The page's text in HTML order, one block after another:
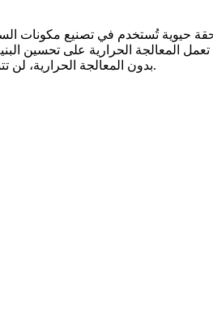
حيوية تُستخدم في تصنيع مكونات
تعمل المعالجة الحرارية على تحسين
بدون المعالجة الحرارية، لن تتمكن العديد من مسبوكات السبائك الفائقة من تحقيق الموثوقية والأداء المطلوبين للتطبيقات عالية الإجهاد ودرجات الحرارة المرتفعة.